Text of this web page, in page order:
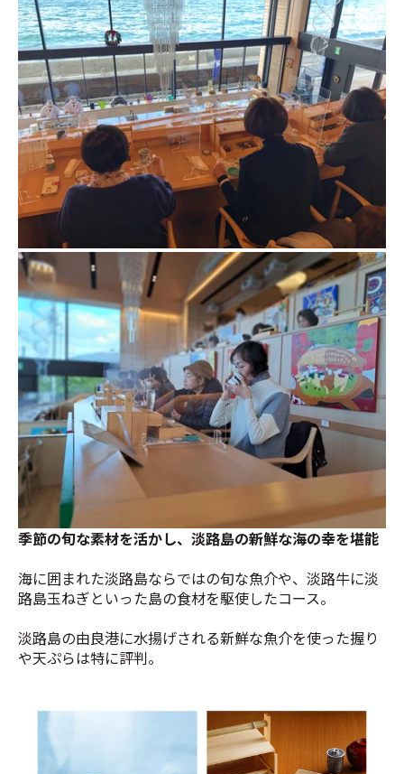
季節の旬な素材を活かし、淡路島の新鮮な海の幸を堪能
海に囲まれた淡路島ならではの旬な魚介や、淡路牛に淡
路島玉ねぎといった島の食材を駆使したコース。
淡路島の由良港に水揚げされる新鮮な魚介を使った握り
や天ぷらは特に評判。